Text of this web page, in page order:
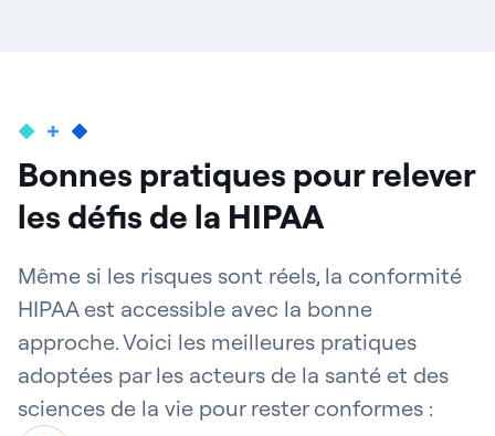
Bonnes pratiques pour relever
les défis de la HIPAA
Même si les risques sont réels, la conformité
HIPAA est accessible avec la bonne
approche. Voici les meilleures pratiques
adoptées par les acteurs de la santé et des
sciences de la vie pour rester conformes :